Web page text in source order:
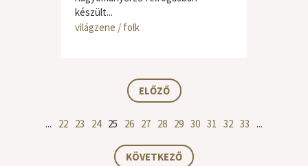
készült...
világzene / folk
ELŐZŐ
... 22 23 24 25 26 27 28 29 30 31 32 33 ...
KÖVETKEZŐ